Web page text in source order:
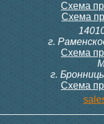
Конвектор
решеткой
3
Схема
Схема
г.
Схема
г.
Схема